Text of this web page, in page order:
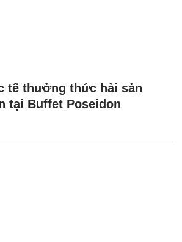
tế thưởng thức hải sản
tại Buffet Poseidon